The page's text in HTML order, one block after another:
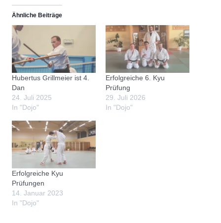
Ähnliche Beiträge
Hubertus Grillmeier ist 4.
Dan
24. Juli 2025
In "Dojo"
Erfolgreiche 6. Kyu
Prüfung
29. Juli 2026
In "Dojo"
Erfolgreiche Kyu
Prüfungen
14. Januar 2023
In "Dojo"